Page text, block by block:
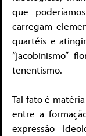
que
carregam
quartéis e
“jacobinismo”
tenentismo.
Tal fato é
entre a
expressão